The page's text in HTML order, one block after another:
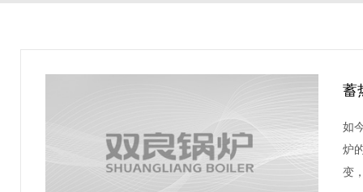
蓄
如
炉
变